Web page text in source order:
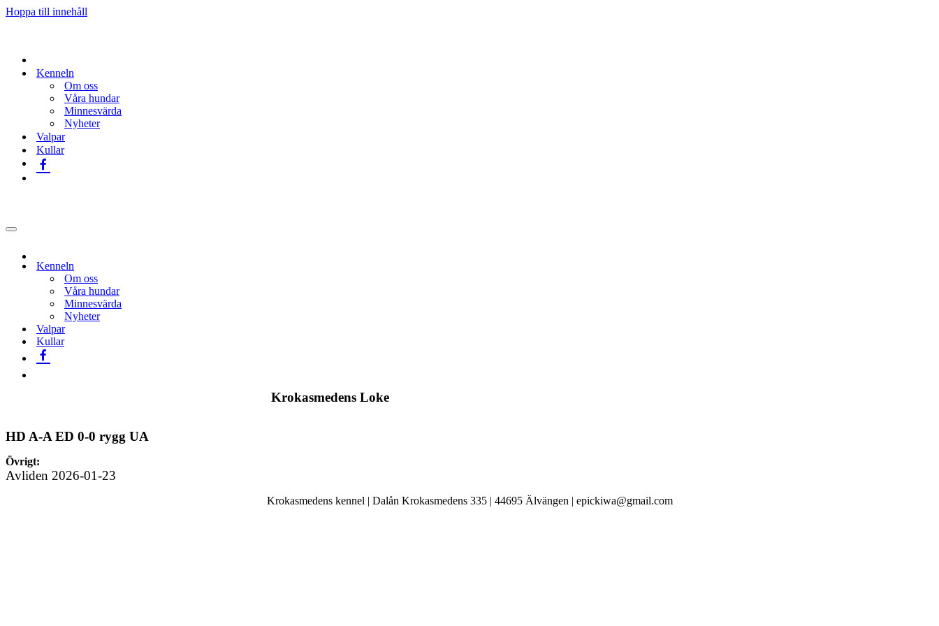
Hoppa till innehåll
Kenneln
Om oss
Våra hundar
Minnesvärda
Nyheter
Valpar
Kullar
Navigeringsmeny
Kenneln
Om oss
Våra hundar
Minnesvärda
Nyheter
Valpar
Kullar
Krokasmedens Loke
HD A-A ED 0-0 rygg UA
Övrigt:
Avliden 2026-01-23
Krokasmedens kennel | Dalån Krokasmedens 335 | 44695 Älvängen | epickiwa@gmail.com